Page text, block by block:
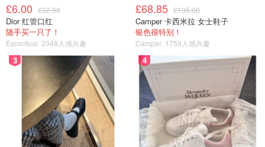
£6.00 £32.00
Dior 红管口红
随手买一只了！
Escentual 2048人感兴趣
£68.85 £135.00
Camper 卡西米拉 女士鞋子
银色很特别！
Camper 1759人感兴趣
3 4